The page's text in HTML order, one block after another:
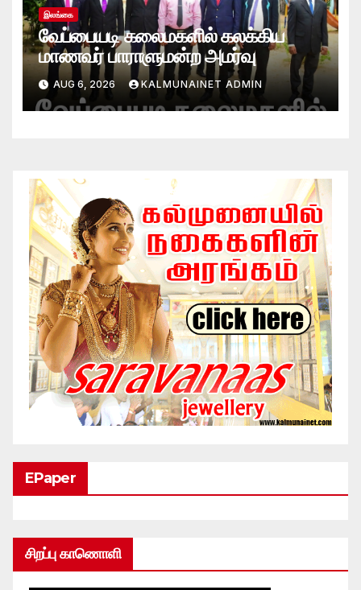
இலங்கை
வேப்பையடி கலைமகளில் கலக்கிய
மாணவர் பாராளுமன்ற அமர்வு
AUG 6, 2026 KALMUNAINET ADMIN
EPaper
சிறப்பு காணொளி